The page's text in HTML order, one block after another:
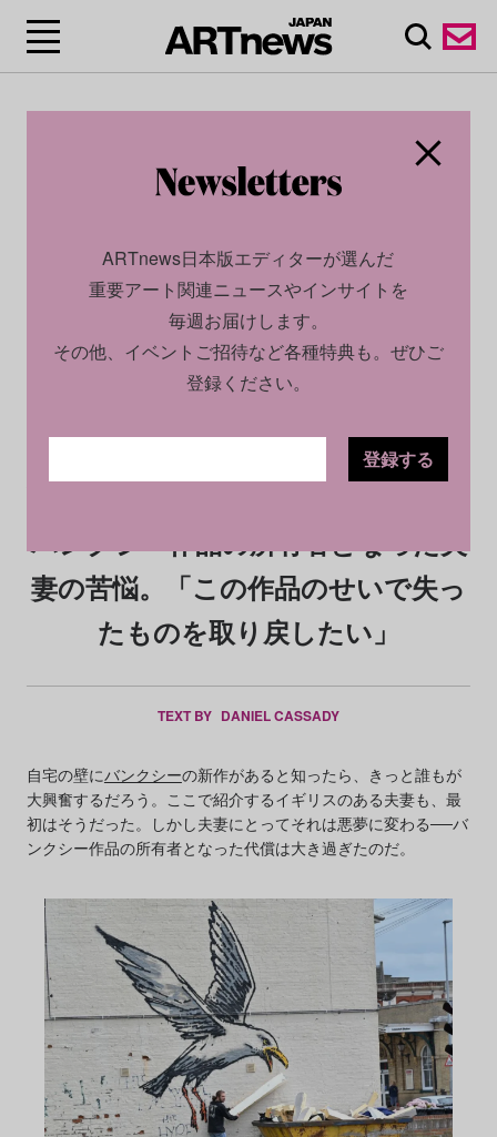
2023.05.26
バンクシー作品の所有者となった夫
妻の苦悩。「この作品のせいで失っ
たものを取り戻したい」
TEXT BY DANIEL CASSADY
自宅の壁にバンクシーの新作があると知ったら、きっと誰もが
大興奮するだろう。ここで紹介するイギリスのある夫妻も、最
初はそうだった。しかし夫妻にとってそれは悪夢に変わる──バ
ンクシー作品の所有者となった代償は大き過ぎたのだ。
ARTnews日本版エディターが選んだ
重要アート関連ニュースやインサイトを
毎週お届けします。
その他、イベントご招待など各種特典も。ぜひご
登録ください。
登録する